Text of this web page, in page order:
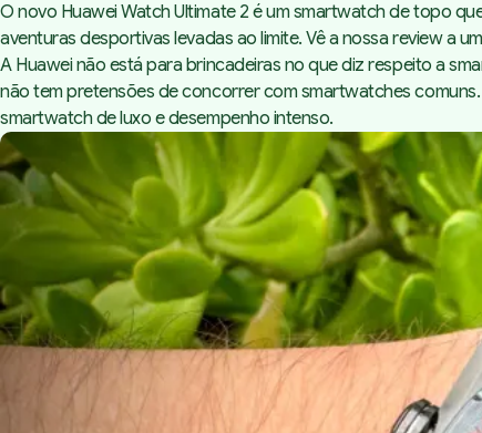
O novo Huawei Watch Ultimate 2 é um smartwatch de topo
aventuras desportivas levadas ao limite. Vê a nossa review a
A Huawei não está para brincadeiras no que diz respeito a
não tem pretensões de concorrer com smartwatches
smartwatch de luxo e desempenho intenso.